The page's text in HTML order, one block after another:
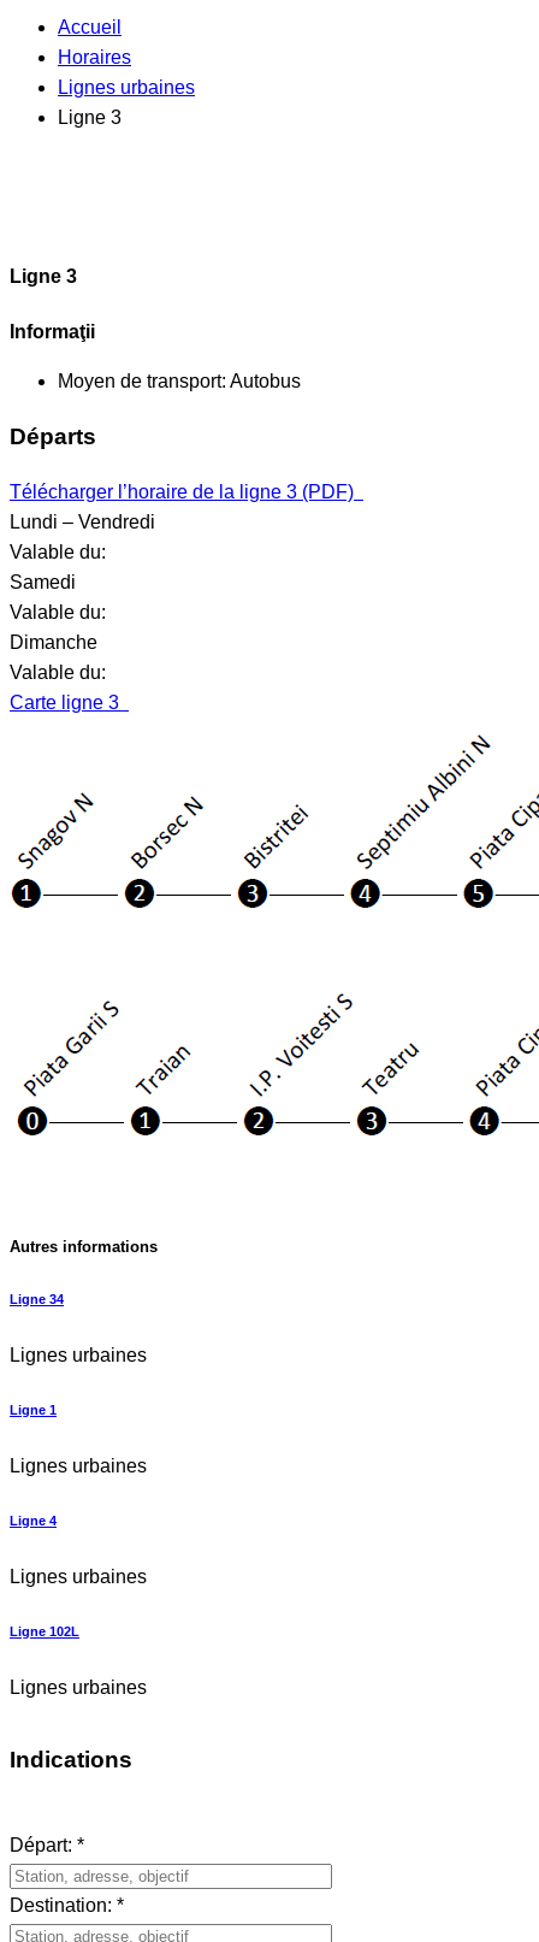
Accueil
Horaires
Lignes urbaines
Ligne 3
Ligne 3
Informaţii
Moyen de transport: Autobus
Départs
Télécharger l’horaire de la ligne 3 (PDF)
Lundi – Vendredi
Valable du:
Samedi
Valable du:
Dimanche
Valable du:
Carte ligne 3
Autres informations
Ligne 34
Lignes urbaines
Ligne 1
Lignes urbaines
Ligne 4
Lignes urbaines
Ligne 102L
Lignes urbaines
Indications
Départ: *
Destination: *